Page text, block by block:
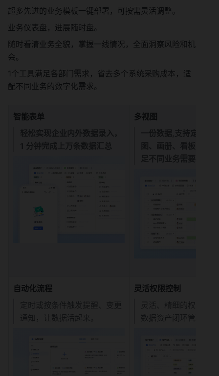
超多先进的业务模板一键部署，可按需灵活调整。
业务仪表盘，进展随时盘。
随时看清业务全貌，掌握一线情况，全面洞察风险和机
会。
1个工具满足各部门需求，省去多个系统采购成本，适
配不同业务的数字化需求。
智能表单
多视图
自动化流程
定时或按条件触发提醒、变更
通知，让数据活起来。
灵活权限控制
灵活、精细的权限管
数据资产闭环管理。